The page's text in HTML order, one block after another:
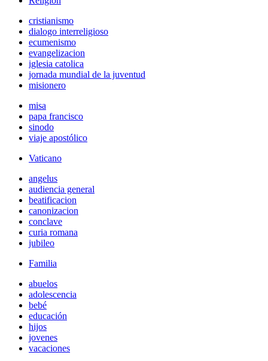
cristianismo
dialogo interreligioso
ecumenismo
evangelizacion
iglesia catolica
jornada mundial de la juventud
misionero
misa
papa francisco
sinodo
viaje apostólico
Vaticano
angelus
audiencia general
beatificacion
canonizacion
conclave
curia romana
jubileo
Familia
abuelos
adolescencia
bebé
educación
hijos
jovenes
vacaciones